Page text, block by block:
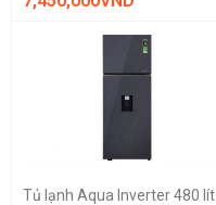
Tủ lạnh Aqua Inverter 480 lít